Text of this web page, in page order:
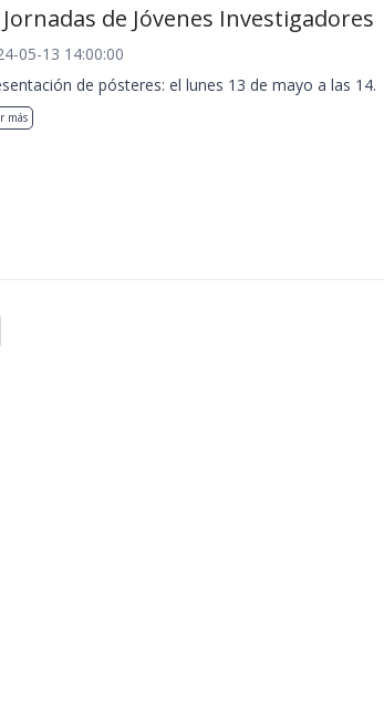
de Jóvenes Investigadores
05-13 14:00:00
de pósteres: el lunes 13 de mayo a las 14.
más